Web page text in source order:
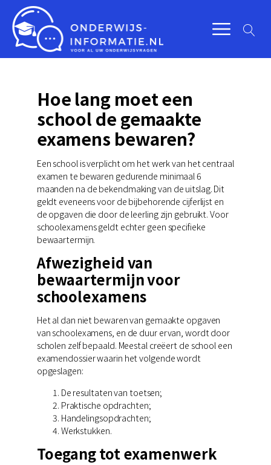
Hoe lang moet een
school de gemaakte
examens bewaren?
Een school is verplicht om het werk van het centraal
examen te bewaren gedurende minimaal 6
maanden na de bekendmaking van de uitslag. Dit
geldt eveneens voor de bijbehorende cijferlijst en
de opgaven die door de leerling zijn gebruikt. Voor
schoolexamens geldt echter geen specifieke
bewaartermijn.
Afwezigheid van
bewaartermijn voor
schoolexamens
Het al dan niet bewaren van gemaakte opgaven
van schoolexamens, en de duur ervan, wordt door
scholen zelf bepaald. Meestal creëert de school een
examendossier waarin het volgende wordt
opgeslagen:
De resultaten van toetsen;
Praktische opdrachten;
Handelingsopdrachten;
Werkstukken.
Toegang tot examenwerk